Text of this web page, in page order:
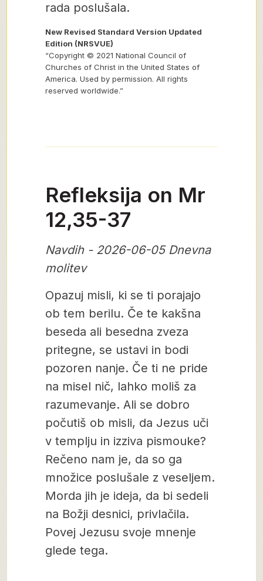
rada poslušala.
New Revised Standard Version Updated
Edition (NRSVUE)
“Copyright © 2021 National Council of
Churches of Christ in the United States of
America. Used by permission. All rights
reserved worldwide.”
Refleksija on Mr
12,35-37
Navdih - 2026-06-05 Dnevna
molitev
Opazuj misli, ki se ti porajajo
ob tem berilu. Če te kakšna
beseda ali besedna zveza
pritegne, se ustavi in bodi
pozoren nanje. Če ti ne pride
na misel nič, lahko moliš za
razumevanje. Ali se dobro
počutiš ob misli, da Jezus uči
v templju in izziva pismouke?
Rečeno nam je, da so ga
množice poslušale z veseljem.
Morda jih je ideja, da bi sedeli
na Božji desnici, privlačila.
Povej Jezusu svoje mnenje
glede tega.